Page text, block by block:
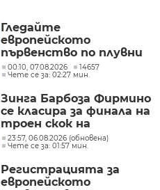
Гледайте
европейското
първенство по плувни
спортове по БНТ 3
00:10, 07.08.2026
14657
Чете се за: 02:27 мин.
Зинга Барбоза Фирмино
се класира за финала на
троен скок на
световното
първенство до 20 г.
23:57, 06.08.2026 (обновена)
Чете се за: 01:57 мин.
Регистрацията за
европейското